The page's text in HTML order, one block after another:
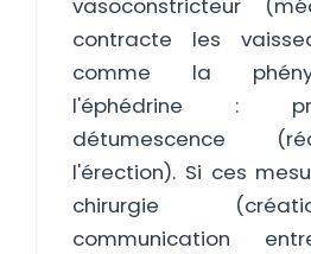
vasoconstricteur
contracte les
comme la
l'éphédrine :
détumescence
l'érection). Si ces
chirurgie
communication